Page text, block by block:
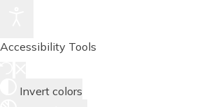
Accessibility Tools
Invert colors